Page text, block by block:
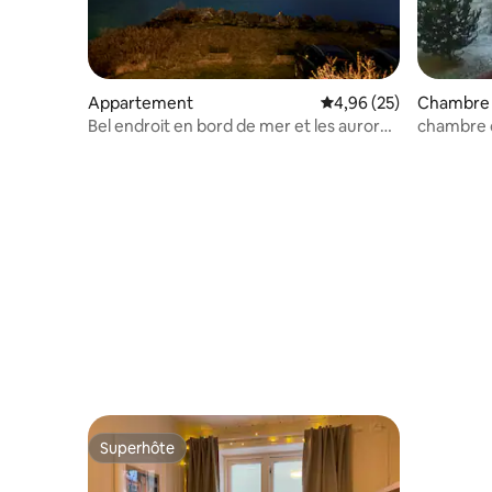
Appartement Évaluation moyenne
4,96 (25)
Bel endroit en bord de mer et les aurores
chambre
Superhôte
Superhôte